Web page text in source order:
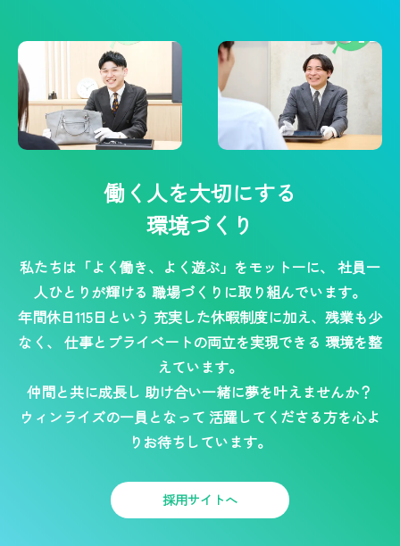
働く人を大切にする
環境づくり
私たちは「よく働き、よく遊ぶ」をモットーに、
社員一
人ひとりが輝ける 職場づくりに取り組んでいます。
年間休日115日という 充実した休暇制度に加え、残業も少
なく、
仕事とプライベートの両立を実現できる 環境を整
えています。
仲間と共に成長し 助け合い一緒に夢を叶えませんか？
ウィンライズの一員となって 活躍してくださる方を心よ
りお待ちしています。
採用サイトへ